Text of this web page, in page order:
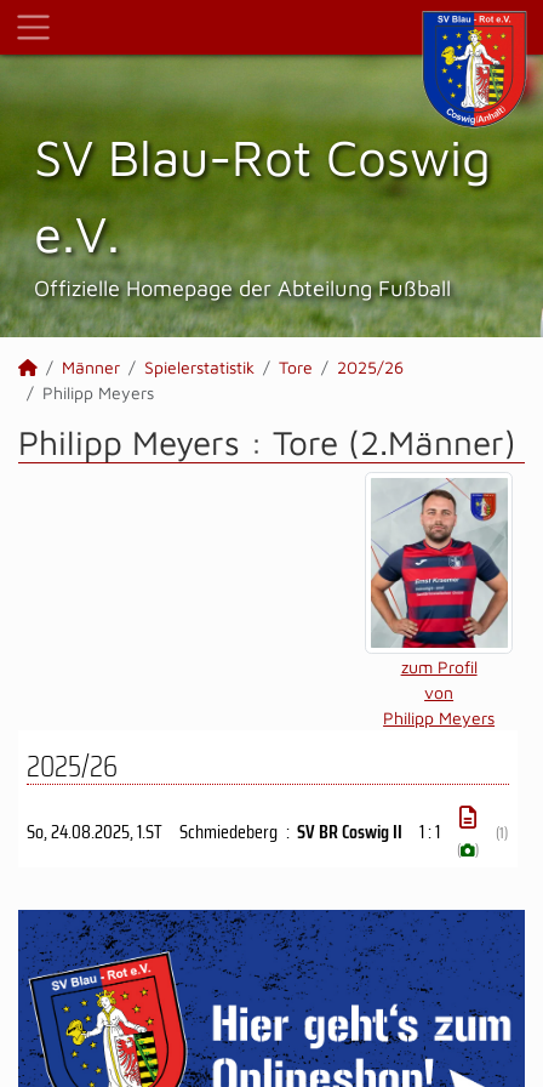
SV Blau-Rot Coswig
e.V.
Offizielle Homepage der Abteilung Fußball
Männer Spielerstatistik Tore
2025/26
Philipp Meyers
Philipp Meyers : Tore (2.Männer)
zum Profil
von
Philipp Meyers
2025/26
So, 24.08.2025, 1.ST Schmiedeberg : SV BR Coswig II 1 : 1
( )
(1)